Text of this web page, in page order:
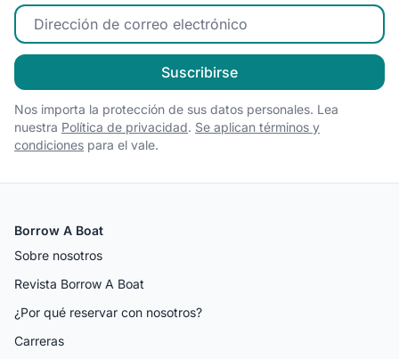
Ingrese su correo electrónico
Suscribirse
Nos importa la protección de sus datos personales. Lea
nuestra Política de privacidad. Se aplican términos y
condiciones para el vale.
Borrow A Boat
Sobre nosotros
Revista Borrow A Boat
¿Por qué reservar con nosotros?
Carreras